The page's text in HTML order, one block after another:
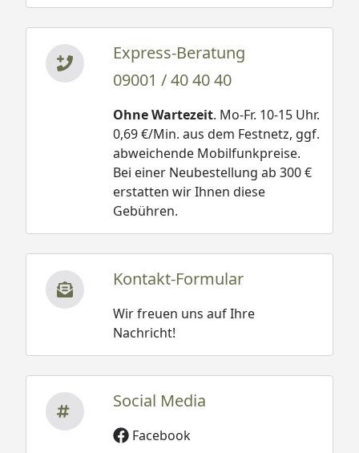
Express-Beratung
09001 / 40 40 40
Ohne Wartezeit. Mo-Fr. 10-15 Uhr.
0,69 €/Min. aus dem Festnetz, ggf.
abweichende Mobilfunkpreise.
Bei einer Neubestellung ab 300 €
erstatten wir Ihnen diese
Gebühren.
Kontakt-Formular
Wir freuen uns auf Ihre
Nachricht!
Social Media
Facebook